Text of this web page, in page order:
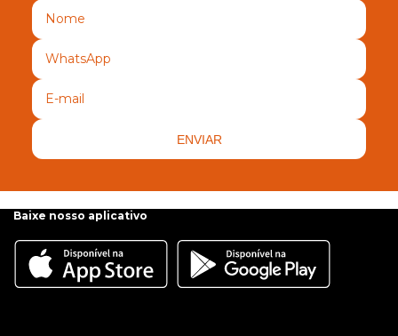
ENVIAR
Baixe nosso aplicativo